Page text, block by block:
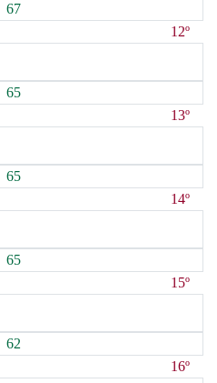
67
12º
65
13º
65
14º
65
15º
62
16º